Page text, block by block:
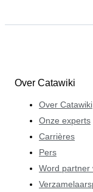
Over Catawiki
Over Catawiki
Onze experts
Carrières
Pers
Word partner